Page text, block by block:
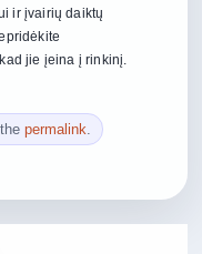
ir įvairių daiktų
jie įeina į rinkinį.
thepermalink.